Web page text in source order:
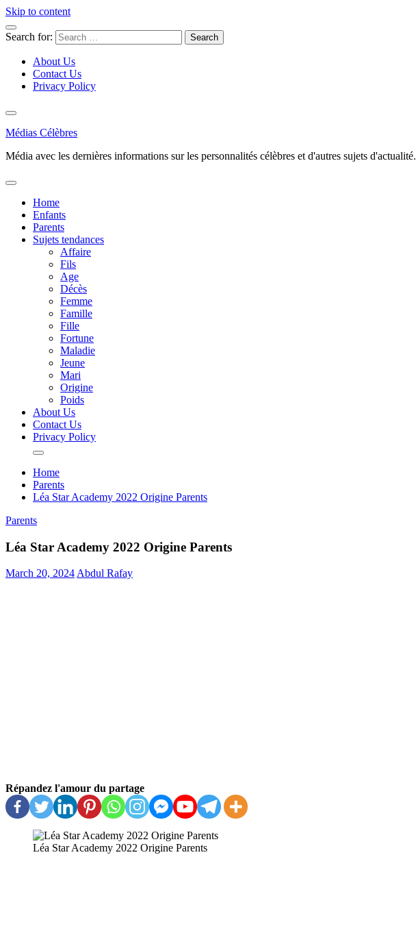
Skip to content
Search for:
About Us
Contact Us
Privacy Policy
Médias Célèbres
Média avec les dernières informations sur les personnalités célèbres et d'autres sujets d'actualité.
Home
Enfants
Parents
Sujets tendances
Affaire
Fils
Age
Décès
Femme
Famille
Fille
Fortune
Maladie
Jeune
Mari
Origine
Poids
About Us
Contact Us
Privacy Policy
Home
Parents
Léa Star Academy 2022 Origine Parents
Parents
Léa Star Academy 2022 Origine Parents
March 20, 2024Abdul Rafay
Répandez l'amour du partage
Léa Star Academy 2022 Origine Parents